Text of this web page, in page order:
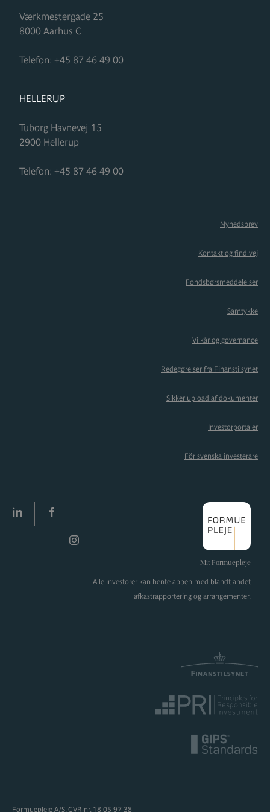
Værkmestergade 25
8000 Aarhus C
Telefon: +45 87 46 49 00
FORMUPLEJE
HELLERUP
Tuborg Havnevej 15
2900 Hellerup
Telefon: +45 87 46 49 00
Nyhedsbrev
Kontakt og find vej
Fondsbørsmeddelelser
Samtykke
Vilkår og governance
Redegørelser fra Finanstilsynet
Sikker upload af dokumenter
Investorportaler
För svenska investerare
Mit Formuepleje
Alle investorer kan hente appen med blandt andet
afkastrapportering og arrangementer.
Formuepleje A/S, CVR-nr. 18 05 97 38